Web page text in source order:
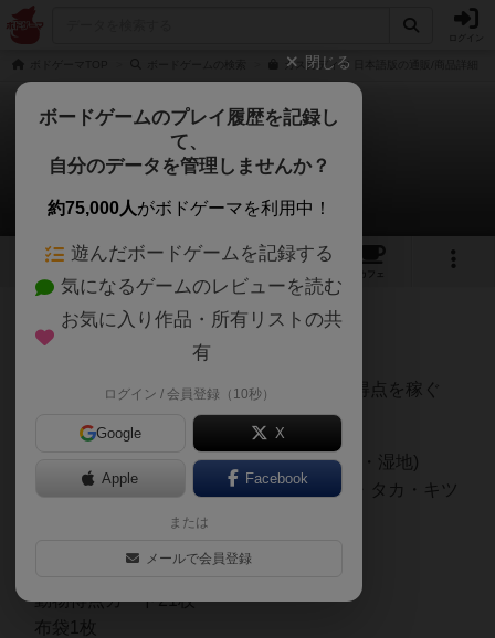
カスカディア 日本語版の通販/商品詳細
カスカディア
TJさんのルール/インスト
7 5 45
カフェ
2539名 1名 0 約4年前
生息地タイルと動物ディスクを配置して得点を稼ぐ
生息地タイル85枚(大平原・川・森林・山・湿地)
動物ディスク100枚(クマ・エルク・サケ・タカ・キツ
動物得点カード21枚
布袋1枚
閉じる
ボードゲームのプレイ履歴を記録し
て、
自分のデータを管理しませんか？
約75,000人がボドゲーマを利用中！
遊んだボードゲームを記録する
気になるゲームのレビューを読む
お気に入り作品・所有リストの共
有
ログイン / 会員登録（10秒）
Google X
Apple Facebook
または
メールで会員登録